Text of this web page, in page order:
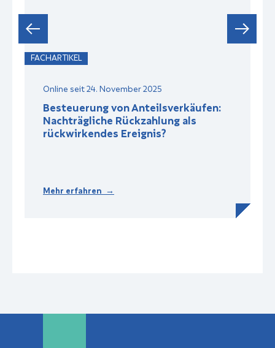
FACHARTIKEL
Online seit 24. November 2025
Besteuerung von Anteilsverkäufen:
Nachträgliche Rückzahlung als
rückwirkendes Ereignis?
Mehr erfahren →